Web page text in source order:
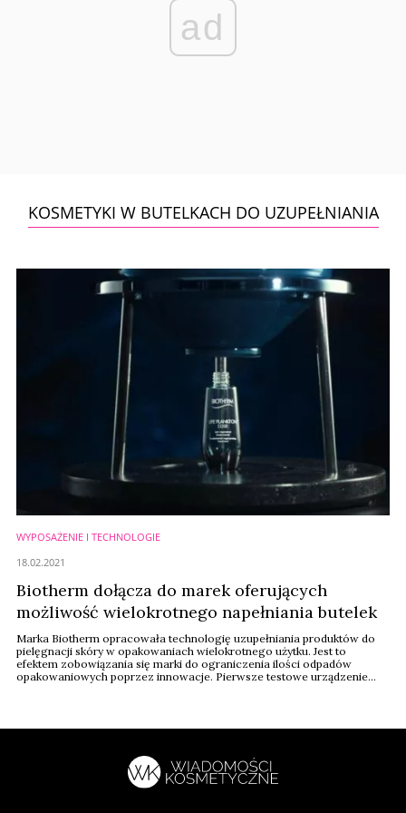
ad
KOSMETYKI W BUTELKACH DO UZUPEŁNIANIA
WYPOSAŻENIE I TECHNOLOGIE
Biotherm dołącza do marek oferujących
możliwość wielokrotnego napełniania butelek
Marka Biotherm opracowała technologię uzupełniania produktów do
pielęgnacji skóry w opakowaniach wielokrotnego użytku. Jest to
efektem zobowiązania się marki do ograniczenia ilości odpadów
opakowaniowych poprzez innowacje. Pierwsze testowe urządzenie
18.02.2021